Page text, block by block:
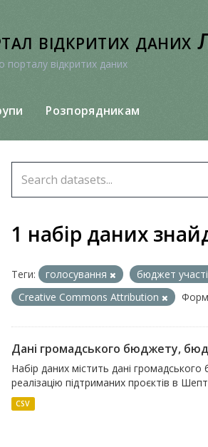
відкритих даних
порталу відкритих даних
Розпорядникам
1 набір даних
Теги: голосування бюджет участі
Creative Commons Attribution
Дані громадського бюджету,
Набір даних містить дані
реалізацію підтриманих проєктів в
CSV